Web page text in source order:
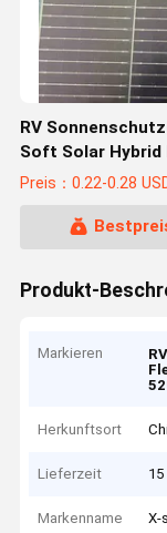
RV
Soft Solar
Preis：0.22-0.28
Produkt-
Markieren
Herkunftsort
Lieferzeit
Markenname X-